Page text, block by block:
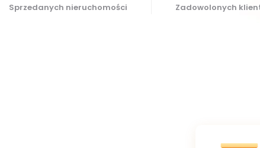
Sprzedanych nieruchomości Zadowolonych